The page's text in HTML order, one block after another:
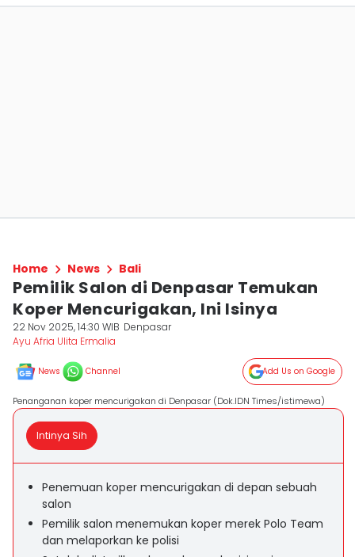
Home News Bali
Pemilik Salon di Denpasar Temukan
Koper Mencurigakan, Ini Isinya
22 Nov 2025, 14:30 WIB Denpasar
Ayu Afria Ulita Ermalia
News Channel Add Us on Google
Penanganan koper mencurigakan di Denpasar (Dok.IDN Times/istimewa)
Intinya Sih
Penemuan koper mencurigakan di depan sebuah
salon
Pemilik salon menemukan koper merek Polo Team
dan melaporkan ke polisi